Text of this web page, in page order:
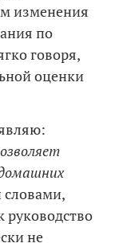
изменения
по
говоря,
оценки
руководство
не